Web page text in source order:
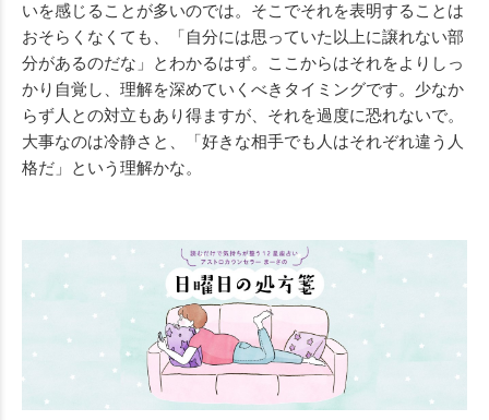
いを感じることが多いのでは。そこでそれを表明することは
おそらくなくても、「自分には思っていた以上に譲れない部
分があるのだな」とわかるはず。ここからはそれをよりしっ
かり自覚し、理解を深めていくべきタイミングです。少なか
らず人との対立もあり得ますが、それを過度に恐れないで。
大事なのは冷静さと、「好きな相手でも人はそれぞれ違う人
格だ」という理解かな。